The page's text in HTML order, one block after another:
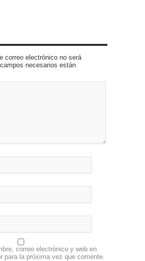
correo electrónico no será
necesarios están
correo electrónico y web en
para la próxima vez que comente.